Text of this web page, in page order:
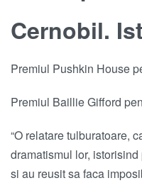
Cernobil.
Premiul Pushkin House
Premiul Baillie Gifford
“O relatare tulburatoare,
dramatismul lor,
si au reusit sa faca